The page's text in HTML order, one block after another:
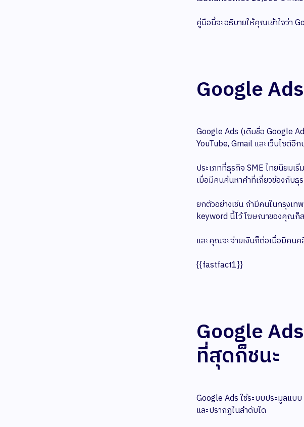
คู่มือนี้จะอธิบายให้คุณเข้าใจว่า
Google
Google Ads (เดิมชื่อ Google
YouTube, Gmail และเว็บไซต์อี
ประเภทที่ธุรกิจ SME ไทยนิยมเ
เมื่อมีคนค้นหาคำที่เกี่ยวข้องกับ
ยกตัวอย่างเช่น ถ้ามีคนในกรุงเ
keyword นี้ไว้ โฆษณาของคุณก็
และคุณจะจ่ายเงินก็ต่อเมื่อมีคน
{{fastfact1}}
Google
ที่สุดก็ชนะ
Google Ads ใช้ระบบประมูลแ
และปรากฏในลำดับใด